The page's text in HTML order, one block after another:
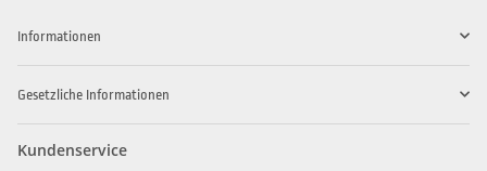
Informationen
Gesetzliche Informationen
Kundenservice